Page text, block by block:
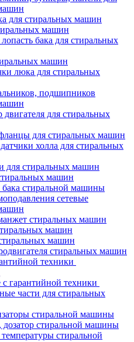
для стиральных машин
машин
бака для стиральных
машин
люка для стиральных
подшипников
двигателя для стиральных
для стиральных машин
холла для стиральных
для стиральных машин
машин
стиральной машины
сетевые
стиральных машин
машин
машин
стиральных машин
техники
гарантийной техники
части для стиральных
стиральной машины
дозатор стиральной машины
стиральной